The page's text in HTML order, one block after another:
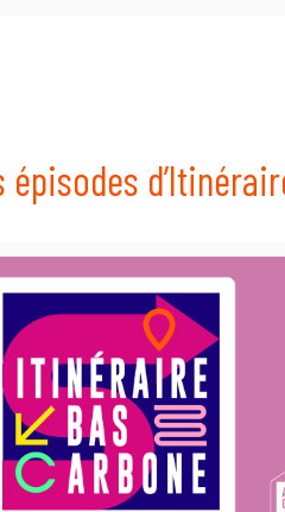
épisodes